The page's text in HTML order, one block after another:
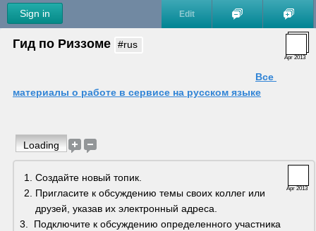
Sign in Edit
Apr 2013
Гид по Риззоме #rus
Все
материалы о работе в сервисе на русском языке
Loading
Apr 2013
Создайте новый топик.
Пригласите к обсуждению темы своих коллег или
друзей, указав их электронный адреса.
3.  Подключите к обсуждению определенного участника